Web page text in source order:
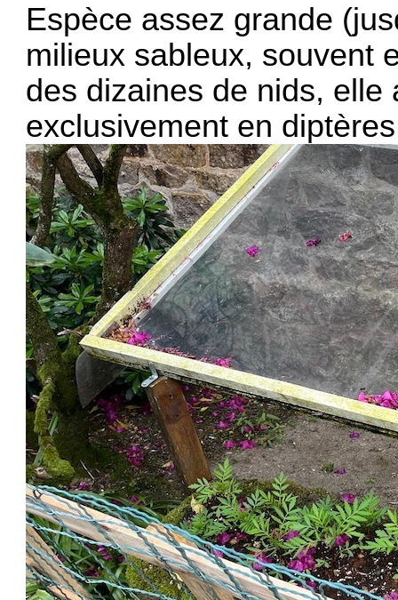
Espèce assez grande
milieux sableux, souvent
des dizaines de nids,
exclusivement en